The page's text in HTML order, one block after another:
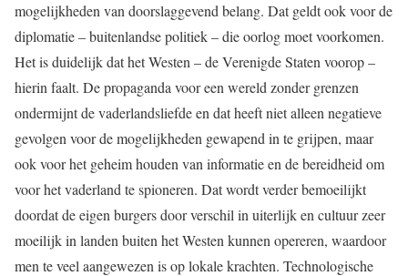
mogelijkheden van doorslaggevend belang. Dat geldt ook voor de
diplomatie – buitenlandse politiek – die oorlog moet voorkomen.
Het is duidelijk dat het Westen – de Verenigde Staten voorop –
hierin faalt. De propaganda voor een wereld zonder grenzen
ondermijnt de vaderlandsliefde en dat heeft niet alleen negatieve
gevolgen voor de mogelijkheden gewapend in te grijpen, maar
ook voor het geheim houden van informatie en de bereidheid om
voor het vaderland te spioneren. Dat wordt verder bemoeilijkt
doordat de eigen burgers door verschil in uiterlijk en cultuur zeer
moeilijk in landen buiten het Westen kunnen opereren, waardoor
men te veel aangewezen is op lokale krachten. Technologische